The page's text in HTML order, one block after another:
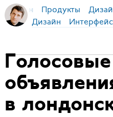
Бирман Продукты
Дизайн Интерфейс
Голосовые
в